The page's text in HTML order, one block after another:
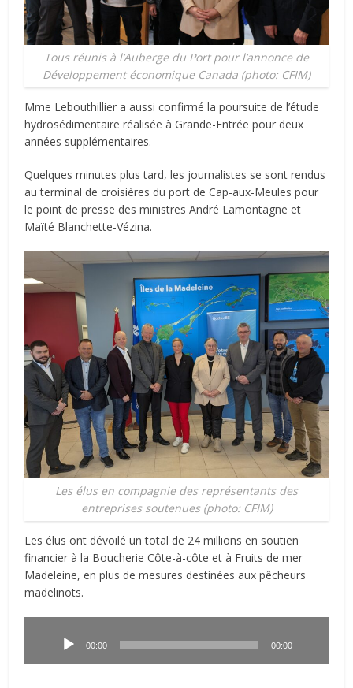
Tous réunis à l’Auberge du Port pour l’annonce de
Développement économique Canada (photo: CFIM)
Mme Lebouthillier a aussi confirmé la poursuite de l’étude
hydrosédimentaire réalisée à Grande-Entrée pour deux
années supplémentaires.
Quelques minutes plus tard, les journalistes se sont rendus
au terminal de croisières du port de Cap-aux-Meules pour
le point de presse des ministres André Lamontagne et
Maïté Blanchette-Vézina.
Les élus en compagnie des représentants des
entreprises soutenues (photo: CFIM)
Les élus ont dévoilé un total de 24 millions en soutien
financier à la Boucherie Côte-à-côte et à Fruits de mer
Madeleine, en plus de mesures destinées aux pêcheurs
madelinots.
00:00 00:00